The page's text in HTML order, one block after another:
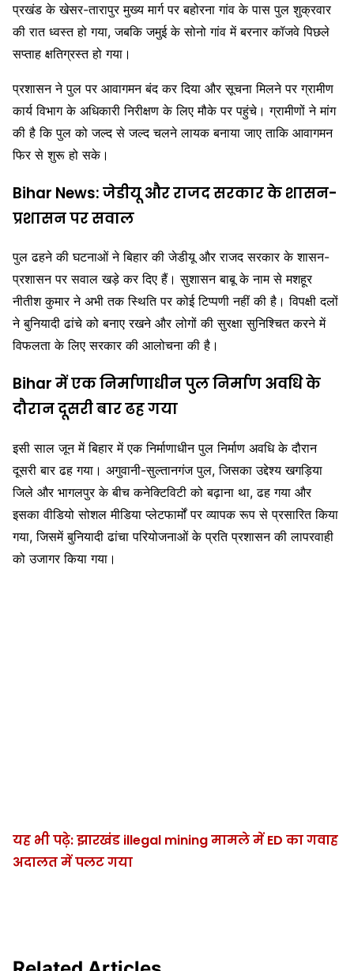
प्रखंड के खेसर-तारापुर मुख्य मार्ग पर बहोरना गांव के पास पुल शुक्रवार
की रात ध्वस्त हो गया, जबकि जमुई के सोनो गांव में बरनार कॉजवे पिछले
सप्ताह क्षतिग्रस्त हो गया।
प्रशासन ने पुल पर आवागमन बंद कर दिया और सूचना मिलने पर ग्रामीण
कार्य विभाग के अधिकारी निरीक्षण के लिए मौके पर पहुंचे। ग्रामीणों ने मांग
की है कि पुल को जल्द से जल्द चलने लायक बनाया जाए ताकि आवागमन
फिर से शुरू हो सके।
Bihar News: जेडीयू और राजद सरकार के शासन-
प्रशासन पर सवाल
पुल ढहने की घटनाओं ने बिहार की जेडीयू और राजद सरकार के शासन-
प्रशासन पर सवाल खड़े कर दिए हैं। सुशासन बाबू के नाम से मशहूर
नीतीश कुमार ने अभी तक स्थिति पर कोई टिप्पणी नहीं की है। विपक्षी दलों
ने बुनियादी ढांचे को बनाए रखने और लोगों की सुरक्षा सुनिश्चित करने में
विफलता के लिए सरकार की आलोचना की है।
Bihar में एक निर्माणाधीन पुल निर्माण अवधि के
दौरान दूसरी बार ढह गया
इसी साल जून में बिहार में एक निर्माणाधीन पुल निर्माण अवधि के दौरान
दूसरी बार ढह गया। अगुवानी-सुल्तानगंज पुल, जिसका उद्देश्य खगड़िया
जिले और भागलपुर के बीच कनेक्टिविटी को बढ़ाना था, ढह गया और
इसका वीडियो सोशल मीडिया प्लेटफार्मों पर व्यापक रूप से प्रसारित किया
गया, जिसमें बुनियादी ढांचा परियोजनाओं के प्रति प्रशासन की लापरवाही
को उजागर किया गया।
यह भी पढ़े: झारखंड illegal mining मामले में ED का गवाह
अदालत में पलट गया